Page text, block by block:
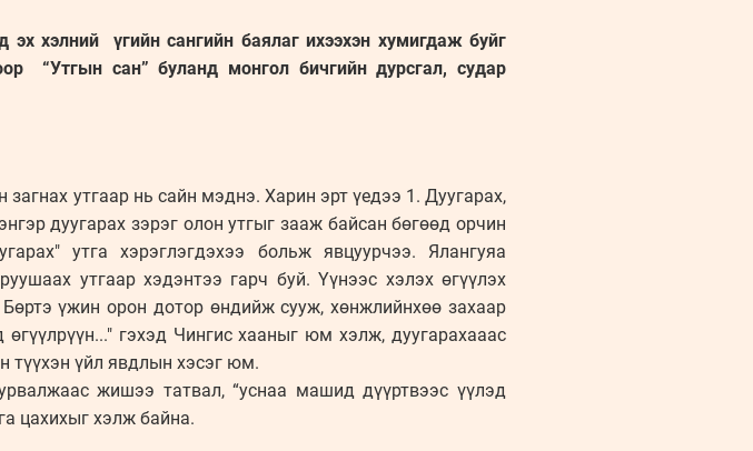
хэлний үгийн сангийн баялаг ихээхэн хумигдаж буйг
“Утгын сан” буланд монгол бичгийн дурсгал, судар
утгаар нь сайн мэднэ. Харин эрт үедээ 1. Дуугарах,
дуугарах зэрэг олон утгыг зааж байсан бөгөөд орчин
утга хэрэглэгдэхээ больж явцуурчээ. Ялангуяа
утгаар хэдэнтээ гарч буй. Үүнээс хэлэх өгүүлэх
үжин орон дотор өндийж сууж, хөнжлийнхөө захаар
гэхэд Чингис хааныг юм хэлж, дуугарахааас
түүхэн үйл явдлын хэсэг юм.
жишээ татвал, “уснаа машид дүүртвээс үүлэд
цахихыг хэлж байна.